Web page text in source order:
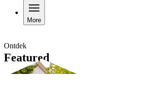
More
Ontdek
Featured